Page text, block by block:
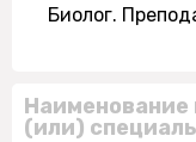
Биолог.
Наименование
(или)